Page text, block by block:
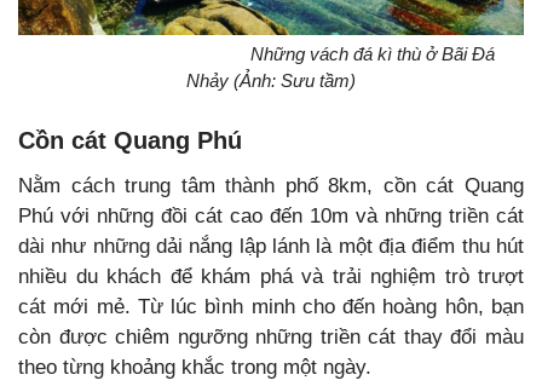
Những vách đá kì thù ở Bãi Đá
Nhảy (Ảnh: Sưu tầm)
Cồn cát Quang Phú
Nằm cách trung tâm thành phố 8km, cồn cát Quang
Phú với những đồi cát cao đến 10m và những triền cát
dài như những dải nắng lập lánh là một địa điểm thu hút
nhiều du khách để khám phá và trải nghiệm trò trượt
cát mới mẻ. Từ lúc bình minh cho đến hoàng hôn, bạn
còn được chiêm ngưỡng những triền cát thay đổi màu
theo từng khoảng khắc trong một ngày.